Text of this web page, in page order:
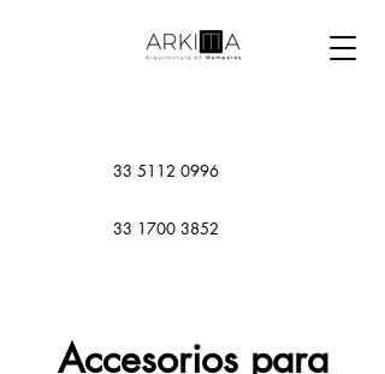
33 5112 0996
33 1700 3852
Accesorios para